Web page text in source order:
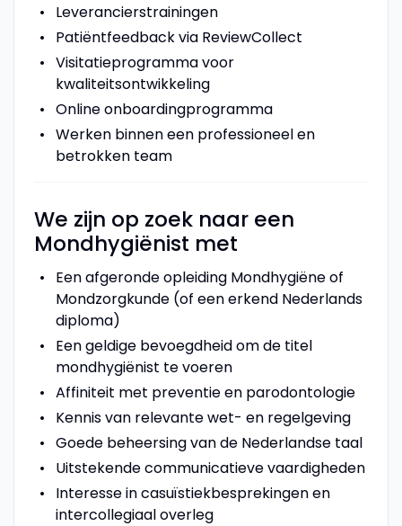
Leverancierstrainingen
Patiëntfeedback via ReviewCollect
Visitatieprogramma voor
kwaliteitsontwikkeling
Online onboardingprogramma
Werken binnen een professioneel en
betrokken team
We zijn op zoek naar een
Mondhygiënist met
Een afgeronde opleiding Mondhygiëne of
Mondzorgkunde (of een erkend Nederlands
diploma)
Een geldige bevoegdheid om de titel
mondhygiënist te voeren
Affiniteit met preventie en parodontologie
Kennis van relevante wet- en regelgeving
Goede beheersing van de Nederlandse taal
Uitstekende communicatieve vaardigheden
Interesse in casuïstiekbesprekingen en
intercollegiaal overleg